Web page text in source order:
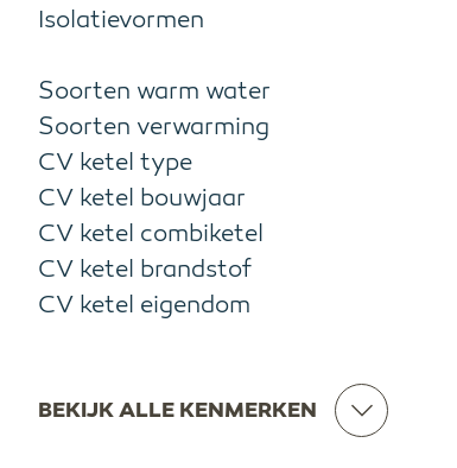
Isolatievormen
Soorten warm water
Soorten verwarming
CV ketel type
CV ketel bouwjaar
CV ketel combiketel
CV ketel brandstof
CV ketel eigendom
BEKIJK ALLE KENMERKEN